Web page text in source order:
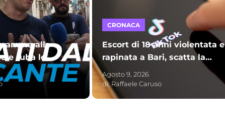
alla
e ruba le
dato da
CRONACA
Escort di 18 anni violentata e
rapinata a Bari, scatta la
gogna su TikTok: insulti e
minacce dopo gli arresti
Agosto 9, 2026
di:Raffaele Caruso